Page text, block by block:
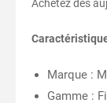
Achetez dès
Marque :
Gamme :